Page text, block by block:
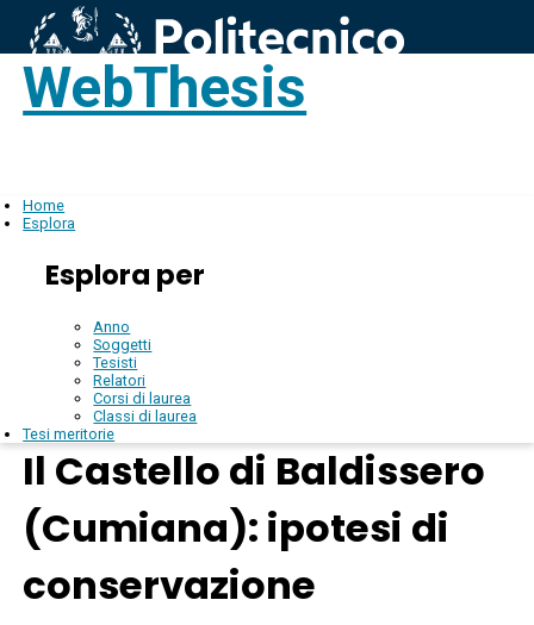
WebThesis
Home
Esplora
Esplora per
Anno
Soggetti
Tesisti
Relatori
Corsi di laurea
Classi di laurea
Tesi meritorie
Il Castello di Baldissero
(Cumiana): ipotesi di
conservazione